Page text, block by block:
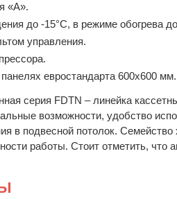
«А».
до -15°С, в режиме обогрева
управления.
евростандарта 600х600 мм.
серия FDTN – линейка
возможности, удобство
в подвесной потолок.
работы. Стоит отметить, что